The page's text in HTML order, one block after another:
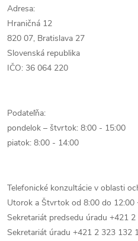
Adresa:
Hraničná 12
820 07, Bratislava 27
Slovenská republika
IČO: 36 064 220
Podateľňa:
pondelok – štvrtok: 8:00 - 15:00
piatok: 8:00 - 14:00
Telefonické konzultácie v oblasti
Utorok a Štvrtok od 8:00 do
Sekretariát predsedu úradu +421
Sekretariát úradu +421 2 323 132